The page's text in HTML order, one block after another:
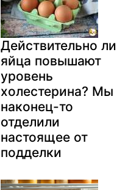
Действительно ли
яйца повышают
уровень
холестерина? Мы
наконец-то
отделили
настоящее от
подделки